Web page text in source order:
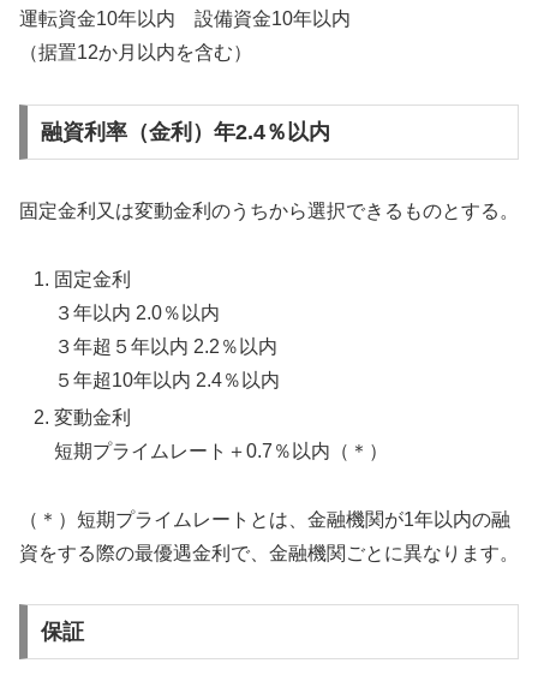
運転資金10年以内 設備資金10年以内
（据置12か月以内を含む）
融資利率（金利）年2.4％以内
固定金利又は変動金利のうちから選択できるものとする。
固定金利
３年以内 2.0％以内
３年超５年以内 2.2％以内
５年超10年以内 2.4％以内
変動金利
短期プライムレート＋0.7％以内（＊）
（＊）短期プライムレートとは、金融機関が1年以内の融
資をする際の最優遇金利で、金融機関ごとに異なります。
保証